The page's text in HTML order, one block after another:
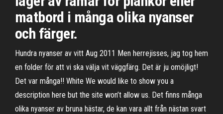
matbord i många olika nyanser
och färger.
Hundra nyanser av vitt Aug 2011 Men herrejisses, jag tog hem
en folder för att vi ska välja vit väggfärg. Det är ju omöjligt!
Det var många!! White We would like to show you a
description here but the site won’t allow us. Det finns många
olika nyanser av bruna hästar, de kan vara allt från nästan svart